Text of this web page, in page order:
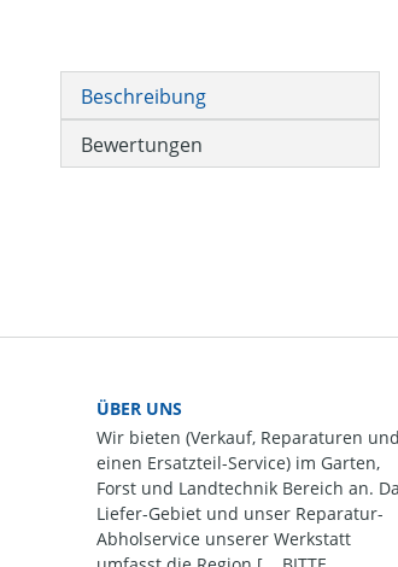
Beschreibung
Bewertungen
ÜBER UNS
Wir bieten (Verkauf, Reparaturen und
einen Ersatzteil-Service) im Garten,
Forst und Landtechnik Bereich an.
Liefer-Gebiet und unser Reparatur-
Abholservice unserer Werkstatt